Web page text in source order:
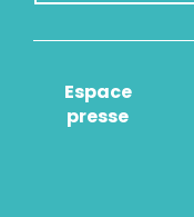
Espace
presse